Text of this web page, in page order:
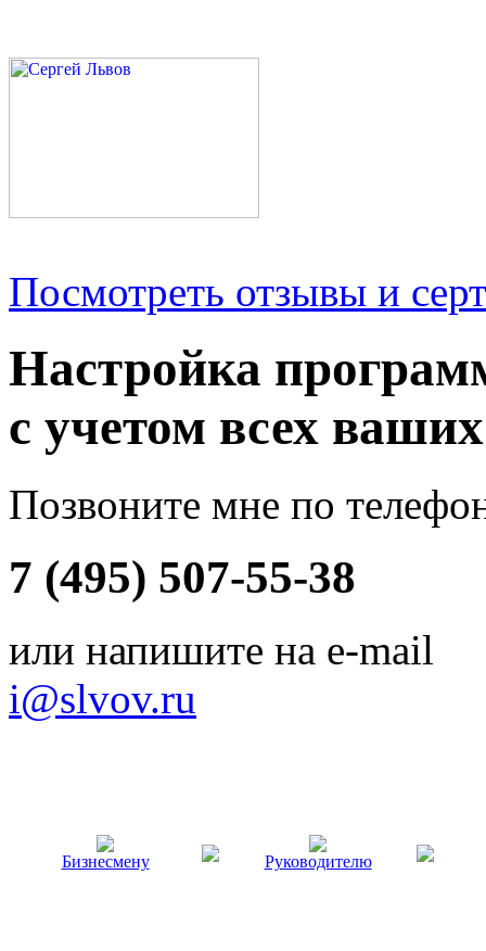
Посмотреть отзывы и
Настройка
с учетом всех
Позвоните мне по
7 (495) 507-55-38
или напишите на e-mail
i@slvov.ru
Бизнесмену Руководителю